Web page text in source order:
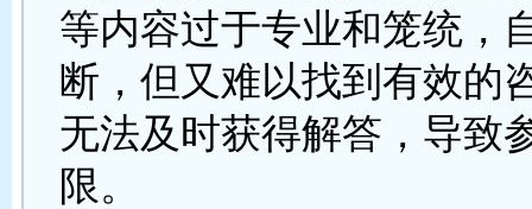
等内容过于专业和笼统，
断，但又难以找到有效的
无法及时获得解答，导致
限。